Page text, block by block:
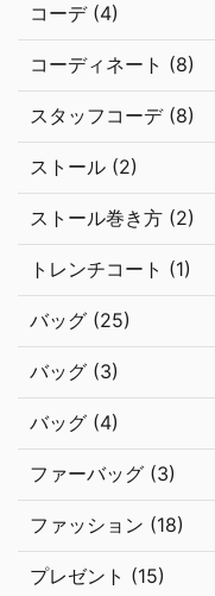
コーデ (4)
コーディネート (8)
スタッフコーデ (8)
ストール (2)
ストール巻き方 (2)
トレンチコート (1)
バッグ (25)
バッグ (3)
バッグ (4)
ファーバッグ (3)
ファッション (18)
プレゼント (15)